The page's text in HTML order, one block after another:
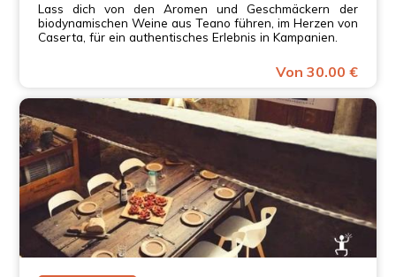
Lass dich von den Aromen und Geschmäckern der
biodynamischen Weine aus Teano führen, im Herzen von
Caserta, für ein authentisches Erlebnis in Kampanien.
Von 30.00 €